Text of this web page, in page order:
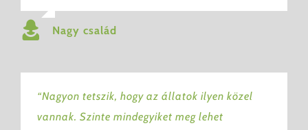
Nagy család
“Nagyon tetszik, hogy az állatok ilyen közel
vannak. Szinte mindegyiket meg lehet